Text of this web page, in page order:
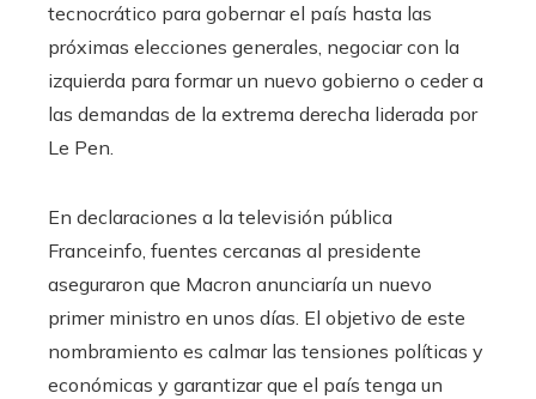
tecnocrático para gobernar el país hasta las
próximas elecciones generales, negociar con la
izquierda para formar un nuevo gobierno o ceder a
las demandas de la extrema derecha liderada por
Le Pen.
En declaraciones a la televisión pública
Franceinfo, fuentes cercanas al presidente
aseguraron que Macron anunciaría un nuevo
primer ministro en unos días. El objetivo de este
nombramiento es calmar las tensiones políticas y
económicas y garantizar que el país tenga un